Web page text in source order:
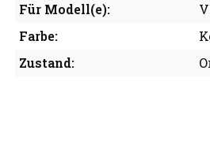
Für Modell(e):
Farbe:
Zustand: